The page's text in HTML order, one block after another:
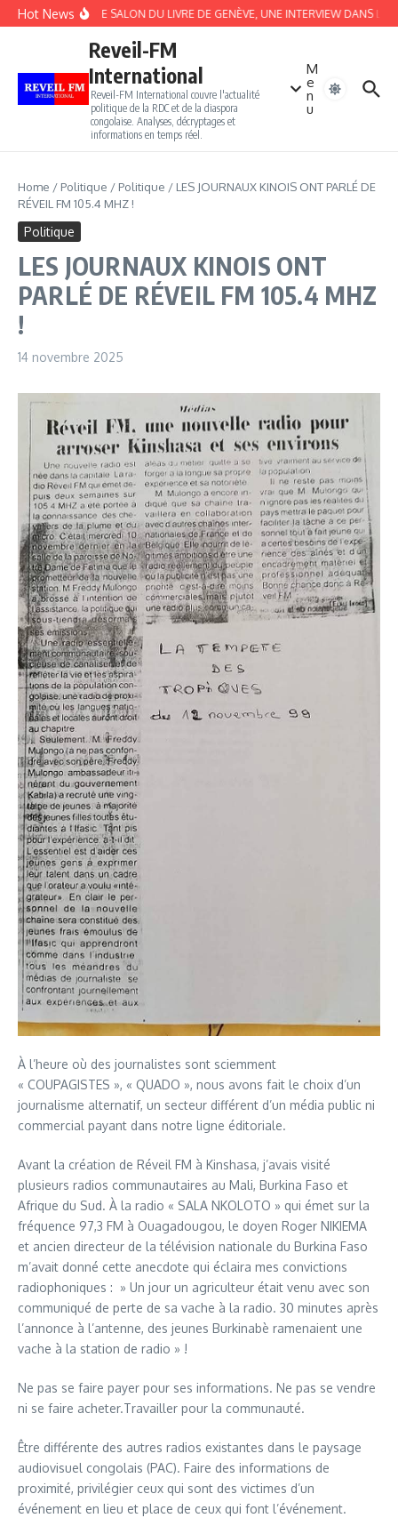
Aller au contenu
Hot NewsAPRÈS LE SALON DU LIVRE DE GENÈVE, UNE INTERVIEW DANS LE
Reveil-FM
International
Reveil-FM International couvre l'actualité
politique de la RDC et de la diaspora
congolaise. Analyses, décryptages et
informations en temps réel.
M
e
n
u
Home / Politique / Politique / LES JOURNAUX KINOIS ONT PARLÉ DE
RÉVEIL FM 105.4 MHZ !
Politique
LES JOURNAUX KINOIS ONT
PARLÉ DE RÉVEIL FM 105.4 MHZ
!
14 novembre 2025
À l’heure où des journalistes sont sciemment
« COUPAGISTES », « QUADO », nous avons fait le choix d’un
journalisme alternatif, un secteur différent d’un média public ni
commercial payant dans notre ligne éditoriale.
Avant la création de Réveil FM à Kinshasa, j’avais visité
plusieurs radios communautaires au Mali, Burkina Faso et
Afrique du Sud. À la radio « SALA NKOLOTO » qui émet sur la
fréquence 97,3 FM à Ouagadougou, le doyen Roger NIKIEMA
et ancien directeur de la télévision nationale du Burkina Faso
m’avait donné cette anecdote qui éclaira mes convictions
radiophoniques : » Un jour un agriculteur était venu avec son
communiqué de perte de sa vache à la radio. 30 minutes après
l’annonce à l’antenne, des jeunes Burkinabè ramenaient une
vache à la station de radio » !
Ne pas se faire payer pour ses informations. Ne pas se vendre
ni se faire acheter.Travailler pour la communauté.
Être différente des autres radios existantes dans le paysage
audiovisuel congolais (PAC). Faire des informations de
proximité, privilégier ceux qui sont des victimes d’un
événement en lieu et place de ceux qui font l’événement.